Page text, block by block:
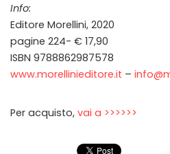
Info:
Editore Morellini, 2020
pagine 224- € 17,90
ISBN 9788862987578
www.morellinieditore.it –
Per acquisto, vai a >>>>>>